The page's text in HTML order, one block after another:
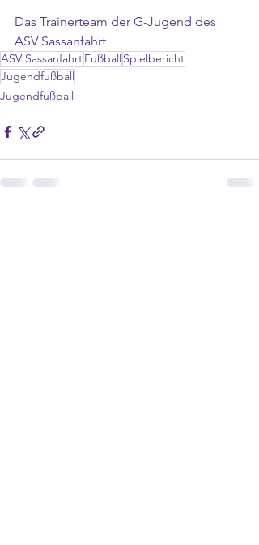
Das Trainerteam der G-Jugend des
ASV Sassanfahrt
ASV SassanfahrtFußball Spielbericht
Jugendfußball
Jugendfußball